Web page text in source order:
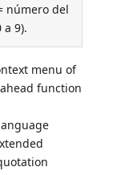
número del
a 9).
menu of
function